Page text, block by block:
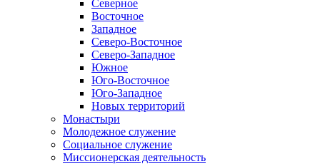
Северное
Восточное
Западное
Северо-Восточное
Северо-Западное
Южное
Юго-Восточное
Юго-Западное
Новых территорий
Монастыри
Молодежное служение
Социальное служение
Миссионерская деятельность